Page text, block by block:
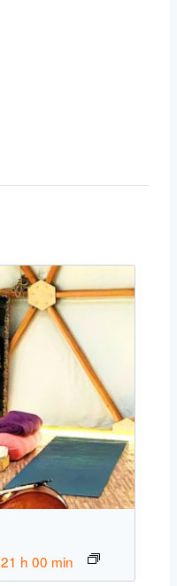
21 h 00 min